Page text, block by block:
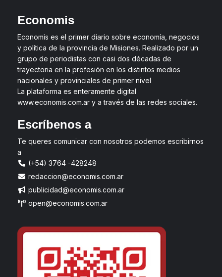
Economis
Economis es el primer diario sobre economía, negocios
y política de la provincia de Misiones. Realizado por un
grupo de periodistas con casi dos décadas de
trayectoria en la profesión en los distintos medios
nacionales y provinciales de primer nivel
La plataforma es enteramente digital
www.economis.com.ar y a través de las redes sociales.
Escríbenos a
Te queres comunicar con nosotros podemos escribirnos
a
(+54) 3764 -428248
redaccion@economis.com.ar
publicidad@economis.com.ar
open@economis.com.ar